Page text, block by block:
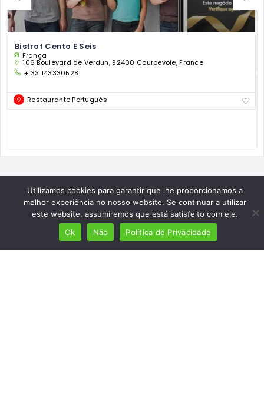
Bistrot Cento E Seis
França
106 Boulevard de Verdun, 92400 Courbevoie, France
+ 33 143330528
Restaurante Português
Utilizamos cookies para garantir que lhe proporcionamos a
melhor experiência no nosso website. Se continuar a utilizar
este website, assumiremos que está satisfeito com ele.
Ok
Não Política de Privacidade